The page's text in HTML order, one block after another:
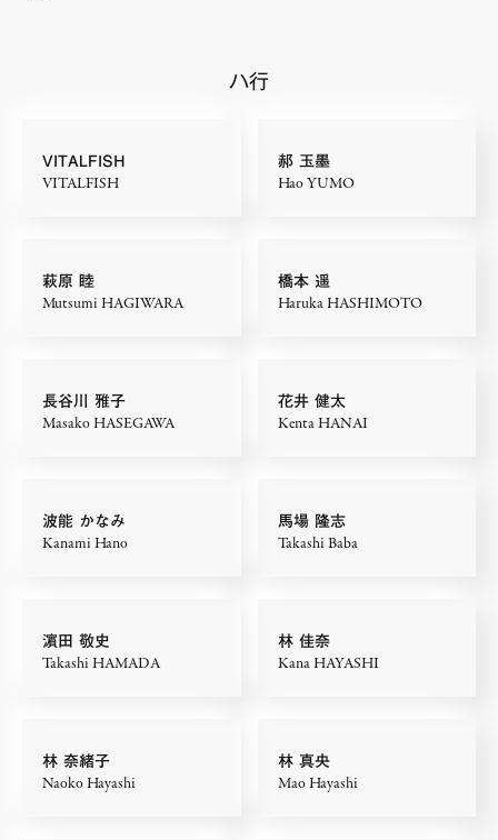
FAQ・お問い合わせ
ハ行
VITALFISH
VITALFISH
郝 玉墨
Hao YUMO
萩原 睦
Mutsumi HAGIWARA
橋本 遥
Haruka HASHIMOTO
長谷川 雅子
Masako HASEGAWA
花井 健太
Kenta HANAI
波能 かなみ
Kanami Hano
馬場 隆志
Takashi Baba
濵田 敬史
Takashi HAMADA
林 佳奈
Kana HAYASHI
林 奈緒子
Naoko Hayashi
林 真央
Mao Hayashi